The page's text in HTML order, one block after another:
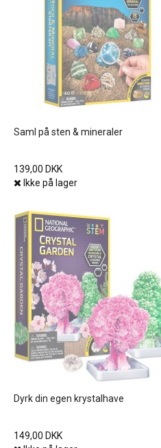
Saml på sten & mineraler
139,00 DKK
Ikke på lager
Dyrk din egen krystalhave
149,00 DKK